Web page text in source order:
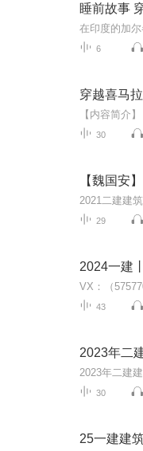
睡前故事
6
穿越喜马
30
【魏国安
29
2024一建
43
2023年二
30
25一建建